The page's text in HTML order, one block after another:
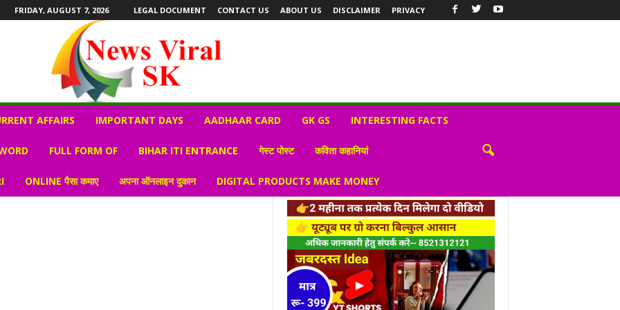
FRIDAY, AUGUST 7, 2026 LEGAL DOCUMENT CONTACT US ABOUT US DISCLAIMER PRIVACY
AFFAIRS IMPORTANT DAYS AADHAAR CARD GK GS INTERESTING FACTS
FULL FORM OF BIHAR ITI ENTRANCE गेस्ट पोस्ट कविता कहानियां
ONLINE पैसा कमाए अपना ऑनलाइन दुकान DIGITAL PRODUCTS MAKE MONEY